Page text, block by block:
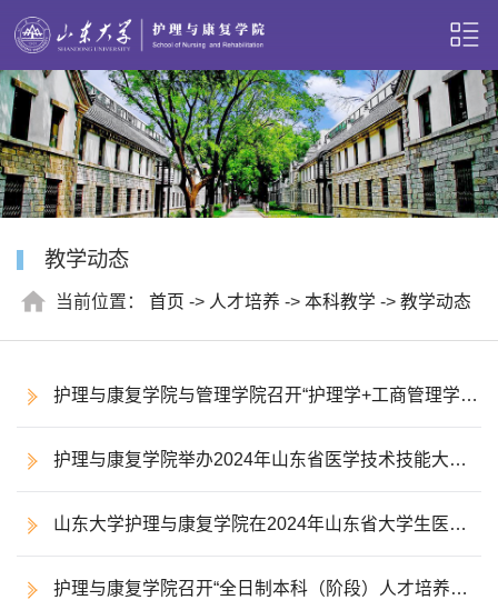
教学动态
当前位置： 首页 -> 人才培养 -> 本科教学 -> 教学动态
护理与康复学院与管理学院召开“护理学+工商管理学”
双学位项目建设座谈会
护理与康复学院举办2024年山东省医学技术技能大赛
经验分享交流会
山东大学护理与康复学院在2024年山东省大学生医学
技术技能大赛中荣获佳绩
护理与康复学院召开“全日制本科（阶段）人才培养方